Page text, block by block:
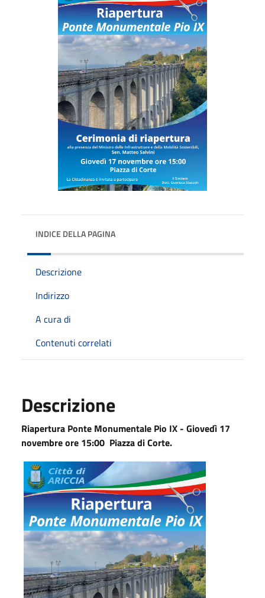
INDICE DELLA PAGINA
Descrizione
Indirizzo
A cura di
Contenuti correlati
Descrizione
Riapertura Ponte Monumentale Pio IX - Giovedì 17
novembre ore 15:00 Piazza di Corte.